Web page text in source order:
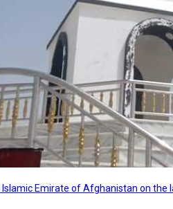
Emirate of Afghanistan on